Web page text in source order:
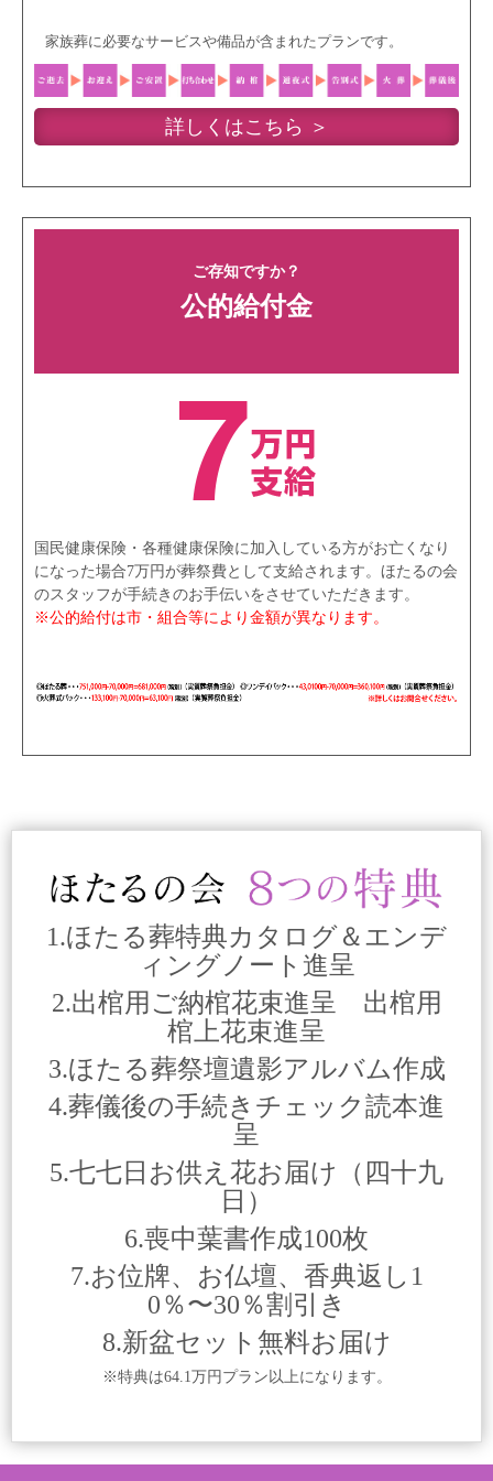
家族葬に必要なサービスや備品が含まれたプランです。
詳しくはこちら ＞
ご存知ですか？
公的給付金
国民健康保険・各種健康保険に加入している方がお亡くなり
になった場合7万円が葬祭費として支給されます。ほたるの会
のスタッフが手続きのお手伝いをさせていただきます。
※公的給付は市・組合等により金額が異なります。
1.ほたる葬特典カタログ＆エンデ
ィングノート進呈
2.出棺用ご納棺花束進呈 出棺用
棺上花束進呈
3.ほたる葬祭壇遺影アルバム作成
4.葬儀後の手続きチェック読本進
呈
5.七七日お供え花お届け（四十九
日）
6.喪中葉書作成100枚
7.お位牌、お仏壇、香典返し1
0％〜30％割引き
8.新盆セット無料お届け
※特典は64.1万円プラン以上になります。